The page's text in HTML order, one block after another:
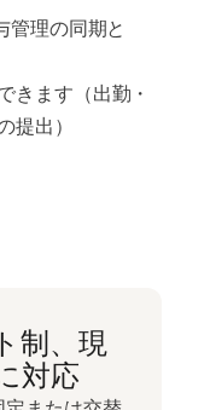
管理の同期と
きます（出勤・
提出）
制、現
対応